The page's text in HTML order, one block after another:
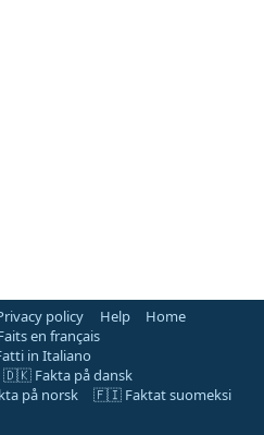
policy Help
Home
en français
in Italiano
🇩🇰 Fakta på dansk
på norsk
🇫🇮 Faktat suomeksi